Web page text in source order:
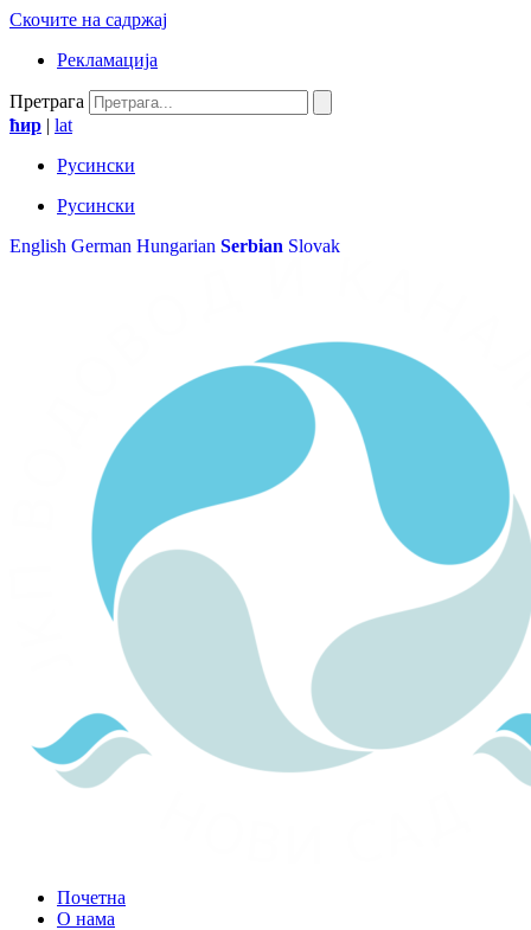
Скочите на садржај
Рекламација
Претрага
ћир | lat
Русински
Русински
English German Hungarian Serbian Slovak
Почетна
О нама